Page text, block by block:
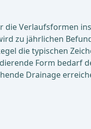
Verlaufsformen
zu jährlichen
die typischen
Form
Drainage